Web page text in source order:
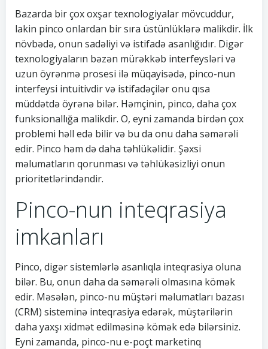
Bazarda bir çox oxşar texnologiyalar mövcuddur,
lakin pinco onlardan bir sıra üstünlüklərə malikdir. İlk
növbədə, onun sadəliyi və istifadə asanlığıdır. Digər
texnologiyaların bəzən mürəkkəb interfeysləri və
uzun öyrənmə prosesi ilə müqayisədə, pinco-nun
interfeysi intuitivdir və istifadəçilər onu qısa
müddətdə öyrənə bilər. Həmçinin, pinco, daha çox
funksionallığa malikdir. O, eyni zamanda birdən çox
problemi həll edə bilir və bu da onu daha səmərəli
edir. Pinco həm də daha təhlükəlidir. Şəxsi
məlumatların qorunması və təhlükəsizliyi onun
prioritetlərindəndir.
Pinco-nun inteqrasiya
imkanları
Pinco, digər sistemlərlə asanlıqla inteqrasiya oluna
bilər. Bu, onun daha da səmərəli olmasına kömək
edir. Məsələn, pinco-nu müştəri məlumatları bazası
(CRM) sisteminə inteqrasiya edərək, müştərilərin
daha yaxşı xidmət edilməsinə kömək edə bilərsiniz.
Eyni zamanda, pinco-nu e-poçt marketinq